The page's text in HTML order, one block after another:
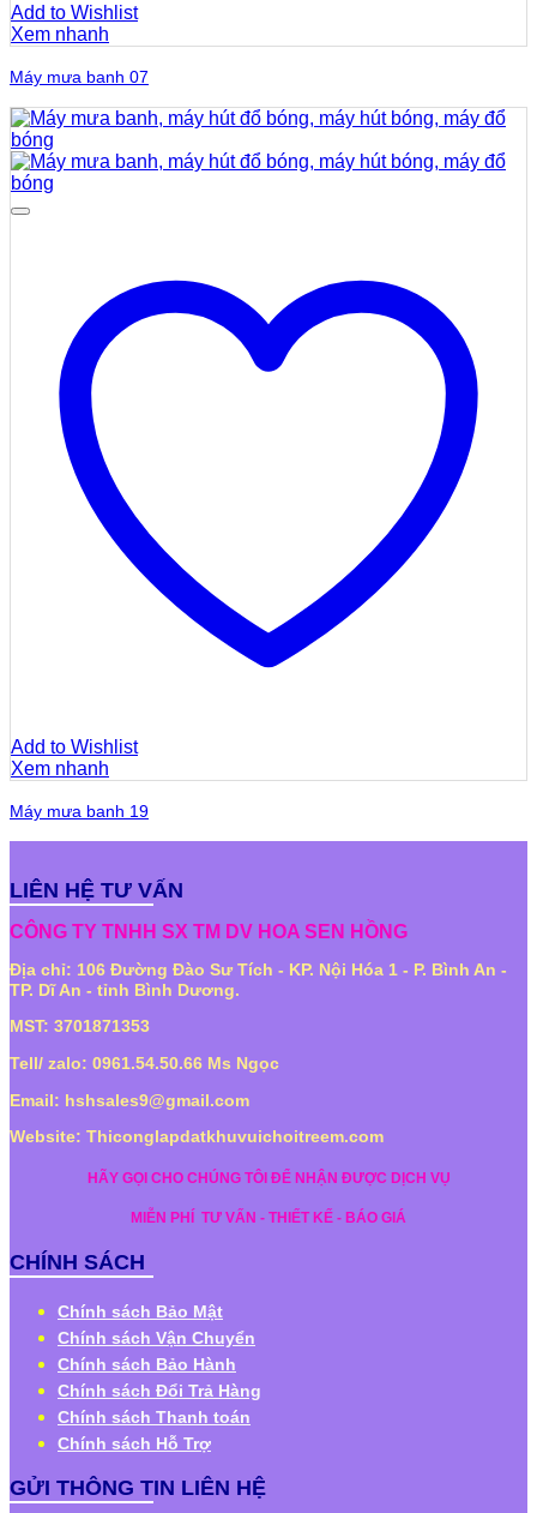
Add to Wishlist
Xem nhanh
Máy mưa banh 07
Add to Wishlist
Xem nhanh
Máy mưa banh 19
LIÊN HỆ TƯ VẤN
CÔNG TY TNHH SX TM DV HOA SEN HỒNG
Địa chỉ: 106 Đường Đào Sư Tích - KP. Nội Hóa 1 - P. Bình An -
TP. Dĩ An - tỉnh Bình Dương.
MST: 3701871353
Tell/ zalo: 0961.54.50.66 Ms Ngọc
Email: hshsales9@gmail.com
Website: Thiconglapdatkhuvuichoitreem.com
HÃY GỌI CHO CHÚNG TÔI ĐỂ NHẬN ĐƯỢC DỊCH VỤ
MIỄN PHÍ TƯ VẤN - THIẾT KẾ - BÁO GIÁ
CHÍNH SÁCH
Chính sách Bảo Mật
Chính sách Vận Chuyển
Chính sách Bảo Hành
Chính sách Đổi Trả Hàng
Chính sách Thanh toán
Chính sách Hỗ Trợ
GỬI THÔNG TIN LIÊN HỆ